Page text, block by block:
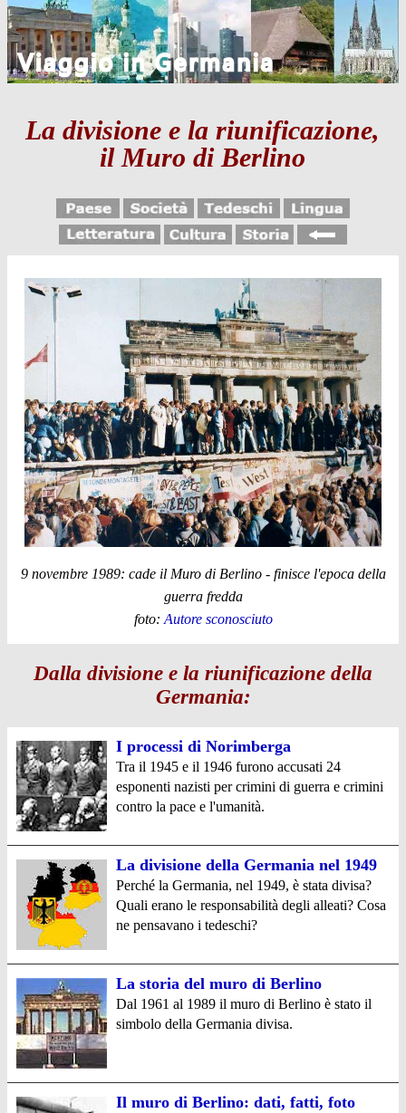
La divisione e la riunificazione,
il Muro di Berlino
9 novembre 1989: cade il Muro di Berlino - finisce l'epoca della
guerra fredda
foto: Autore sconosciuto
Dalla divisione e la riunificazione della
Germania:
I processi di Norimberga
Tra il 1945 e il 1946 furono accusati 24
esponenti nazisti per crimini di guerra e crimini
contro la pace e l'umanità.
La divisione della Germania nel 1949
Perché la Germania, nel 1949, è stata divisa?
Quali erano le responsabilità degli alleati? Cosa
ne pensavano i tedeschi?
La storia del muro di Berlino
Dal 1961 al 1989 il muro di Berlino è stato il
simbolo della Germania divisa.
Il muro di Berlino: dati, fatti, foto